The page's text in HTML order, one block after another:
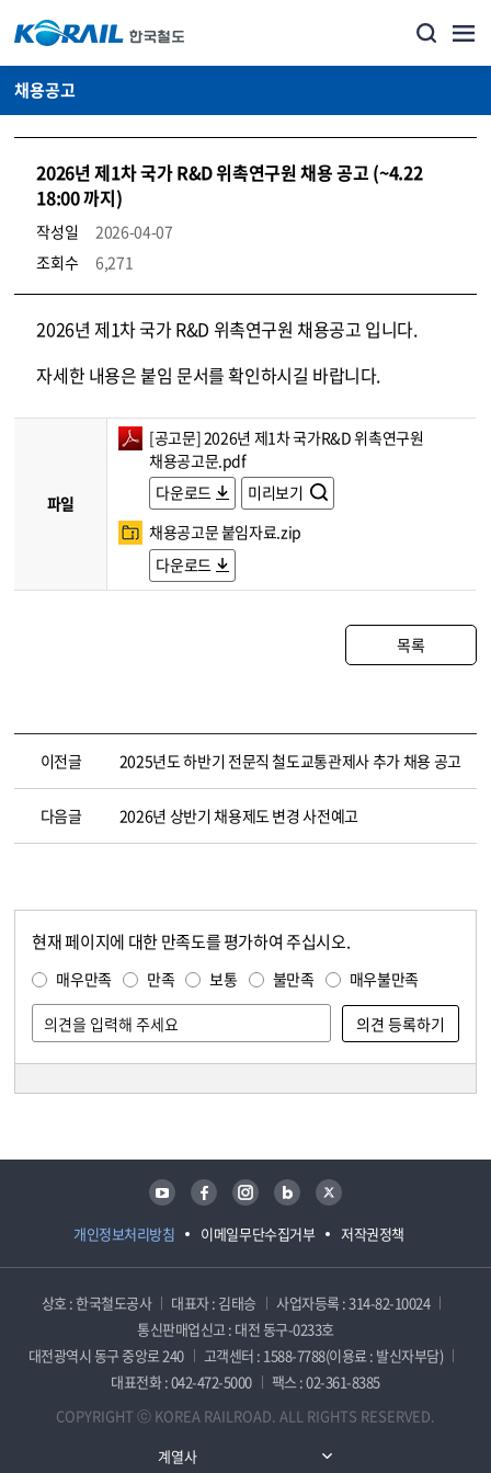
채용공고
2026년 제1차 국가 R&D 위촉연구원 채용 공고 (~4.22
18:00 까지)
작성일
2026-04-07
조회수
6,271
코레일소개_경영공시_채용공고 상세보기 – 내용, 파일, 담당자 연락처로 구성
2026년 제1차 국가 R&D 위촉연구원 채용공고 입니다.
자세한 내용은 붙임 문서를 확인하시길 바랍니다.
파일
[공고문] 2026년 제1차 국가R&D 위촉연구원
채용공고문.pdf
다운로드
미리보기
채용공고문 붙임자료.zip
다운로드
목록
이전글 2025년도 하반기 전문직 철도교통관제사 추가 채용 공고
다음글 2026년 상반기 채용제도 변경 사전예고
현재 페이지에 대한 만족도를 평가하여 주십시오.
매우만족 만족 보통 불만족 매우불만족
개인정보처리방침 이메일무단수집거부 저작권정책
유튜브 페이스북 인스타그램 블로그 트위터
상호 : 한국철도공사 대표자 : 김태승
사업자등록 : 314-82-10024
통신판매업신고 : 대전 동구-0233호
대전광역시 동구 중앙로 240
고객센터 : 1588-7788(이용료 : 발신자부담)
대표전화 : 042-472-5000
팩스 : 02-361-8385
COPYRIGHT ⓒ KOREA RAILROAD. ALL RIGHTS RESERVED.
계열사